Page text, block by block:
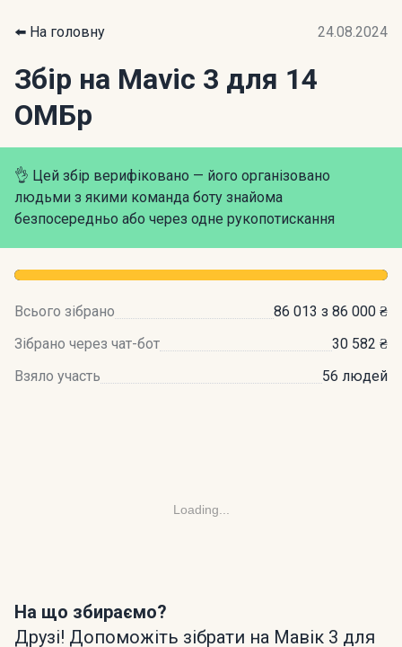
⬅️ На головну 24.08.2024
Збір на Mavic 3 для 14
ОМБр
👌 Цей збір верифіковано — його організовано
людьми з якими команда боту знайома
безпосередньо або через одне рукопотискання
Всього зібрано
86 013 з 86 000 ₴
Зібрано через чат-бот
30 582 ₴
Взяло участь
56 людей
Loading...
На що збираємо?
Друзі! Допоможіть зібрати на Мавік 3 для